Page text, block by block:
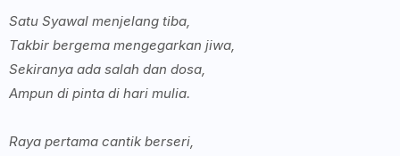
Satu Syawal menjelang tiba,
Takbir bergema mengegarkan jiwa,
Sekiranya ada salah dan dosa,
Ampun di pinta di hari mulia.
Raya pertama cantik berseri,